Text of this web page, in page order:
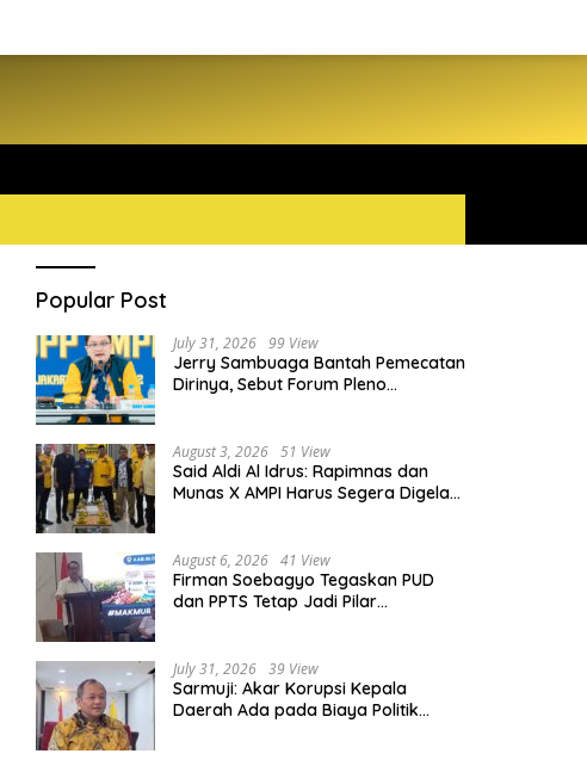
Popular Post
July 31, 2026 99 View
Jerry Sambuaga Bantah Pemecatan
Dirinya, Sebut Forum Pleno
August 3, 2026 51 View
Said Aldi Al Idrus: Rapimnas dan
Munas X AMPI Harus Segera Digelar
August 6, 2026 41 View
Firman Soebagyo Tegaskan PUD
dan PPTS Tetap Jadi Pilar
July 31, 2026 39 View
Sarmuji: Akar Korupsi Kepala
Daerah Ada pada Biaya Politik